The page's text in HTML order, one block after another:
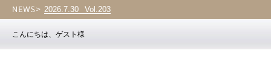
2026.7.30 Vol.203
こんにちは、ゲスト様